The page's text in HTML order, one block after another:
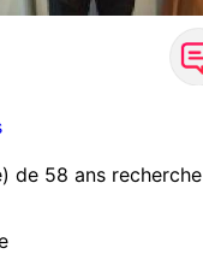
de 58 ans